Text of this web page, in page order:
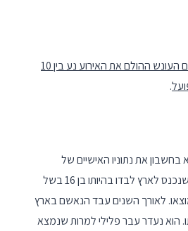
לשיטת ההגנה, מתחם העונש ההולם את האירוע נע בין 10
.
את נתוניו האישיים של
הנאשם. מדובר במי שנכנס לארץ לבדו בהיותו בן 16 בשל
לאורך השנים עבד הנאשם בארץ
נעדר עבר פלילי למרות שנמצא